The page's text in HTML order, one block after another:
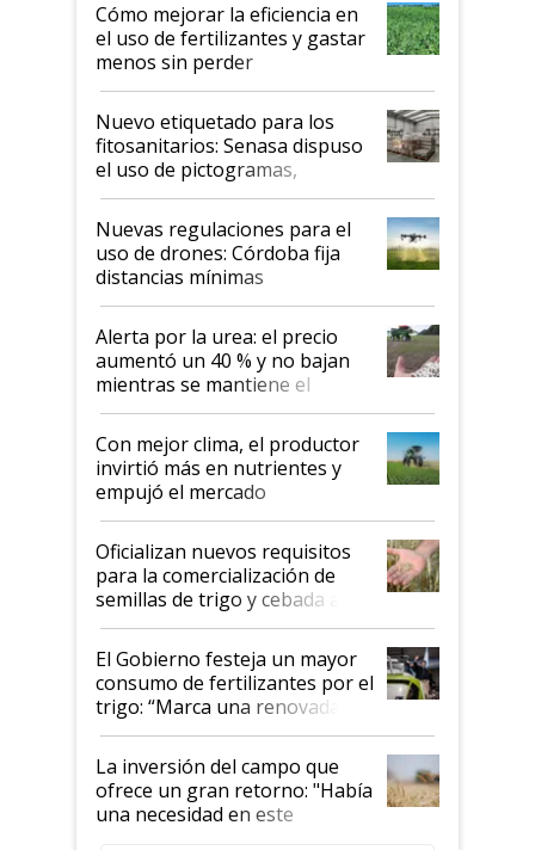
Cómo mejorar la eficiencia en
el uso de fertilizantes y gastar
menos sin perder
productividad en la campaña
fina
Nuevo etiquetado para los
fitosanitarios: Senasa dispuso
el uso de pictogramas,
palabras de advertencia e
indicaciones
Nuevas regulaciones para el
uso de drones: Córdoba fija
distancias mínimas
Alerta por la urea: el precio
aumentó un 40 % y no bajan
mientras se mantiene el
conflicto en Medio Oriente
Con mejor clima, el productor
invirtió más en nutrientes y
empujó el mercado
Oficializan nuevos requisitos
para la comercialización de
semillas de trigo y cebada a
granel
El Gobierno festeja un mayor
consumo de fertilizantes por el
trigo: “Marca una renovada
confianza de los productores”
La inversión del campo que
ofrece un gran retorno: "Había
una necesidad en este